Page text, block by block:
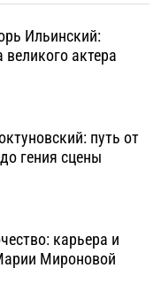
Ильинский:
актера
путь от
гения сцены
карьера и
Мироновой